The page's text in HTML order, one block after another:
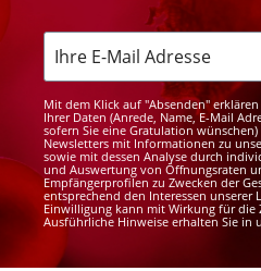
Mit dem Klick auf "Absenden"
Ihrer Daten (Anrede, Name, E-Mail
sofern Sie eine Gratulation
Newsletters mit Informationen zu
sowie mit dessen Analyse durch
und Auswertung von Öffnungsraten
Empfängerprofilen zu Zwecken der
entsprechend den Interessen unserer
Einwilligung kann mit Wirkung für
Ausführliche Hinweise erhalten Sie in